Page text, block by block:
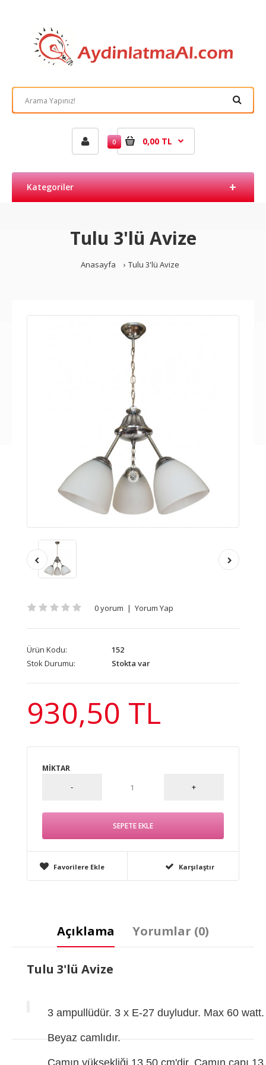
0 0,00 TL
Kategoriler
Tulu 3'lü Avize
Anasayfa Tulu 3'lü Avize
0 yorum | Yorum Yap
Ürün Kodu:
152
Stok Durumu:
Stokta var
930,50 TL
MIKTAR
Favorilere Ekle Karşılaştır
Açıklama Yorumlar (0)
Tulu 3'lü Avize
3 ampullüdür. 3 x E-27 duyludur. Max 60
Beyaz camlıdır.
Camın yüksekliği 13,50 cm'dir. Camın çapı